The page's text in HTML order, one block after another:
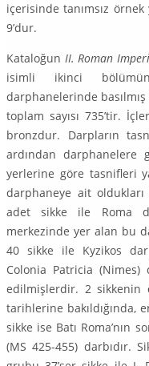
içerisinde tanımsız örnek
9’dur.
Kataloğun II. Roman
isimli ikin­ci
darphanelerinde
toplam sayısı 735’tir.
bronzdur. Darpların
ardından darphanelere
yerlerine göre tasnifleri
darphaneye ait
adet sikke ile Roma
merkezinde yer alan bu
40 sikke ile Kyzikos
Colonia Patricia
edilmişlerdir. 2 sikkenin
tarihlerine bakıldığında,
sikke ise Batı Roma’nın
(MS 425-455) darbıdır.